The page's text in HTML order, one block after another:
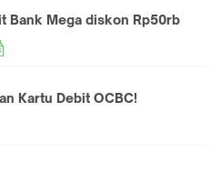
Bank Mega diskon Rp50rb
Kartu Debit OCBC!